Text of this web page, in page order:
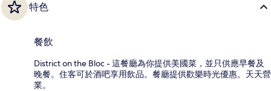
特色
餐飲
District on the Bloc - 這餐廳為你提供美國菜，並只供應早餐及
晚餐。住客可於酒吧享用飲品。餐廳提供歡樂時光優惠。天天營
業。